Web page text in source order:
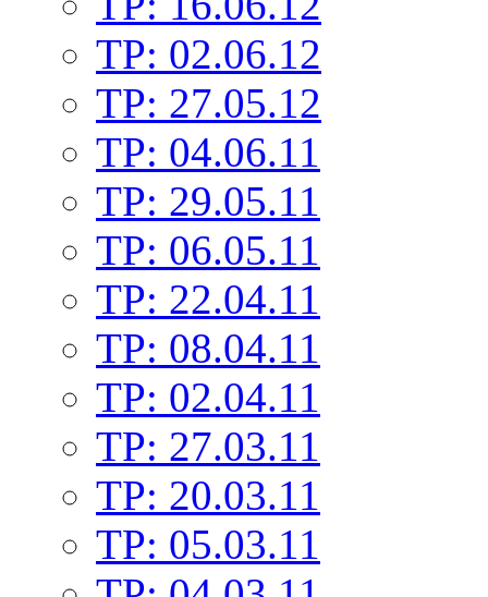
TP: 02.06.12
TP: 27.05.12
TP: 04.06.11
TP: 29.05.11
TP: 06.05.11
TP: 22.04.11
TP: 08.04.11
TP: 02.04.11
TP: 27.03.11
TP: 20.03.11
TP: 05.03.11